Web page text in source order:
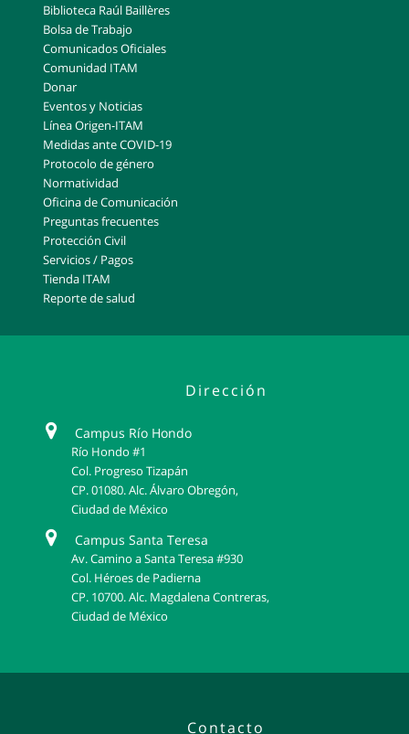
Biblioteca Raúl Baillères
Bolsa de Trabajo
Comunicados Oficiales
Comunidad ITAM
Donar
Eventos y Noticias
Línea Origen-ITAM
Medidas ante COVID-19
Protocolo de género
Normatividad
Oficina de Comunicación
Preguntas frecuentes
Protección Civil
Servicios / Pagos
Tienda ITAM
Reporte de salud
Dirección
Campus Río Hondo
Río Hondo #1
Col. Progreso Tizapán
CP. 01080. Alc. Álvaro Obregón,
Ciudad de México
Campus Santa Teresa
Av. Camino a Santa Teresa #930
Col. Héroes de Padierna
CP. 10700. Alc. Magdalena Contreras,
Ciudad de México
Contacto